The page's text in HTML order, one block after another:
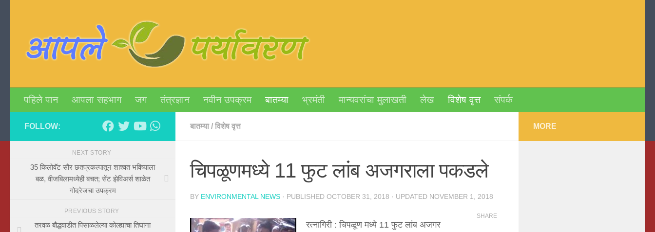
पहिले पान आपला सहभाग जग तंत्रज्ञान नवीन उपक्रम बातम्या भ्रमंती मान्यवरांचा मुलाखती लेख विशेष वृत्त संपर्क
बातम्या / विशेष वृत्त
चिपळूणमध्ये 11 फुट लांब अजगराला पकडले
BY ENVIRONMENTAL NEWS · PUBLISHED OCTOBER 31, 2018 · UPDATED NOVEMBER 1, 2018
रत्नागिरी : चिपळूण मध्ये 11 फुट लांब अजगर
SHARE
FOLLOW:
NEXT STORY
35 किलोवॅट सौर छतप्रकल्पातून शाश्वत भविष्याला
बळ, वीजबिलामध्येही बचत; सेंट झेविअर्स शाळेत
गोदरेजचा उपक्रम
PREVIOUS STORY
तरवळ बौद्धवाडीत पिसाळलेल्या कोल्ह्याचा तिघांना
MORE